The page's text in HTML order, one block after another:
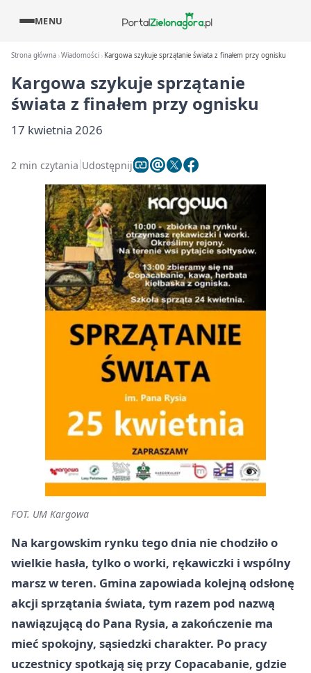
MENU
Strona główna Wiadomości Kargowa szykuje sprzątanie świata z finałem przy ognisku
Kargowa szykuje sprzątanie
świata z finałem przy ognisku
17 kwietnia 2026
2 min czytania Udostępnij
FOT. UM Kargowa
Na kargowskim rynku tego dnia nie chodziło o
wielkie hasła, tylko o worki, rękawiczki i wspólny
marsz w teren. Gmina zapowiada kolejną odsłonę
akcji sprzątania świata, tym razem pod nazwą
nawiązującą do Pana Rysia, a zakończenie ma
mieć spokojny, sąsiedzki charakter. Po pracy
uczestnicy spotkają się przy Copacabanie, gdzie